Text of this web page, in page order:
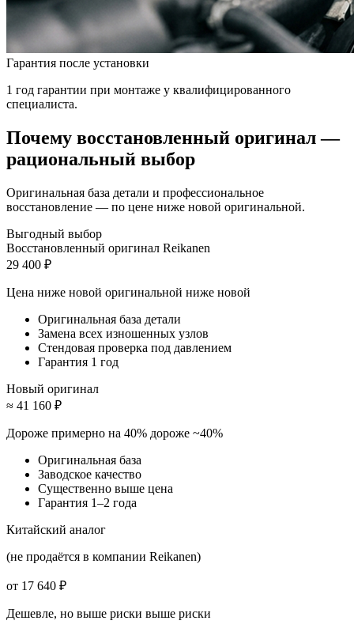
Гарантия после установки
1 год гарантии при монтаже у квалифицированного
специалиста.
Почему восстановленный оригинал —
рациональный выбор
Оригинальная база детали и профессиональное
восстановление — по цене ниже новой оригинальной.
Выгодный выбор
Восстановленный оригинал Reikanen
29 400 ₽
Цена ниже новой оригинальной ниже новой
Оригинальная база детали
Замена всех изношенных узлов
Стендовая проверка под давлением
Гарантия 1 год
Новый оригинал
≈ 41 160 ₽
Дороже примерно на 40% дороже ~40%
Оригинальная база
Заводское качество
Существенно выше цена
Гарантия 1–2 года
Китайский аналог
(не продаётся в компании Reikanen)
от 17 640 ₽
Дешевле, но выше риски выше риски